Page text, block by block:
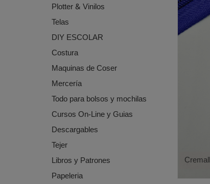
Plotter & Vinilos
Telas
DIY ESCOLAR
Costura
Maquinas de Coser
Mercería
Todo para bolsos y mochilas
Cursos On-Line y Guias
Descargables
Tejer
Libros y Patrones
Papeleria